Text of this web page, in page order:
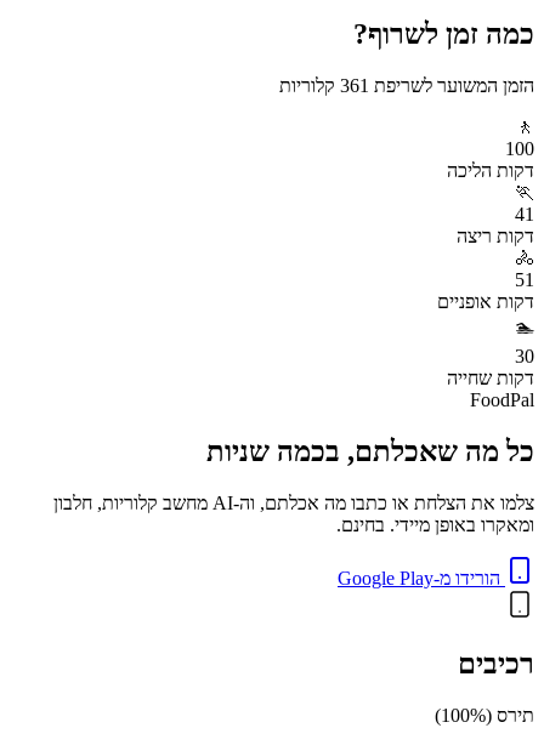
כמה זמן לשרוף?
הזמן המשוער לשריפת 361 קלוריות
🚶
100
דקות הליכה
🏃
41
דקות ריצה
🚴
51
דקות אופניים
🏊
30
דקות שחייה
FoodPal
כל מה שאכלתם, בכמה שניות
צלמו את הצלחת או כתבו מה אכלתם, וה-AI מחשב קלוריות, חלבון
ומאקרו באופן מיידי. בחינם.
הורידו מ-Google Play
רכיבים
תירס (100%)